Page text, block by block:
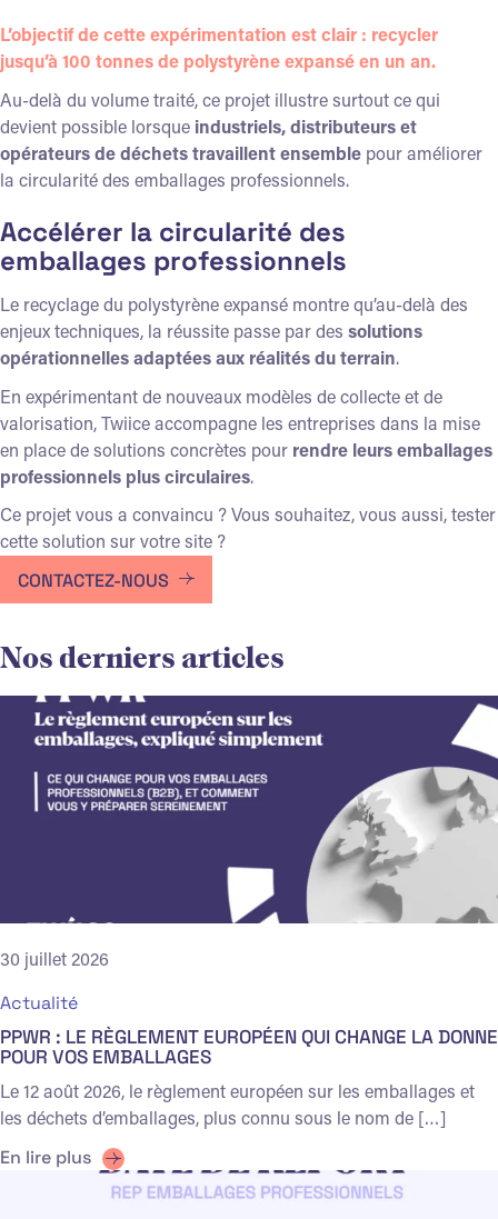
L’objectif de cette expérimentation est clair : recycler
jusqu’à 100 tonnes de polystyrène expansé en un an.
Au-delà du volume traité, ce projet illustre surtout ce qui
devient possible lorsque industriels, distributeurs et
opérateurs de déchets travaillent ensemble pour améliorer
la circularité des emballages professionnels.
Accélérer la circularité des
emballages professionnels
Le recyclage du polystyrène expansé montre qu’au-delà des
enjeux techniques, la réussite passe par des solutions
opérationnelles adaptées aux réalités du terrain.
En expérimentant de nouveaux modèles de collecte et de
valorisation, Twiice accompagne les entreprises dans la mise
en place de solutions concrètes pour rendre leurs emballages
professionnels plus circulaires.
Ce projet vous a convaincu ? Vous souhaitez, vous aussi, tester
cette solution sur votre site ?
CONTACTEZ-NOUS
Nos derniers articles
30 juillet 2026
Actualité
PPWR : LE RÈGLEMENT EUROPÉEN QUI CHANGE LA DONNE
POUR VOS EMBALLAGES
Le 12 août 2026, le règlement européen sur les emballages et
les déchets d’emballages, plus connu sous le nom de […]
En lire plus